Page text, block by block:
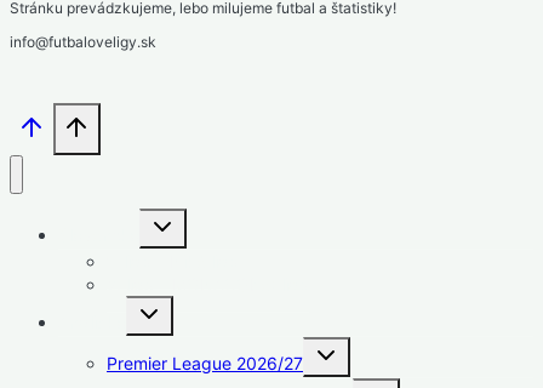
Stránku prevádzkujeme, lebo milujeme futbal a štatistiky!
info@futbaloveligy.sk
Toggle
Toggle
Premier League 2026/27
Toggle